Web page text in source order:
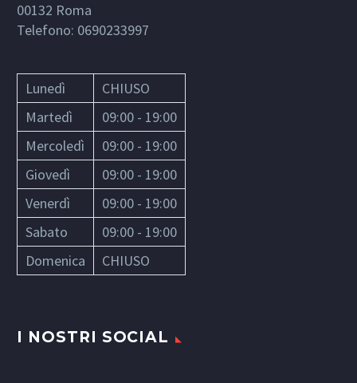
00132 Roma
Telefono: 0690233997
Lunedì
CHIUSO
Martedì
09:00 - 19:00
Mercoledì
09:00 - 19:00
Giovedì
09:00 - 19:00
Venerdì
09:00 - 19:00
Sabato
09:00 - 19:00
Domenica
CHIUSO
I NOSTRI SOCIAL